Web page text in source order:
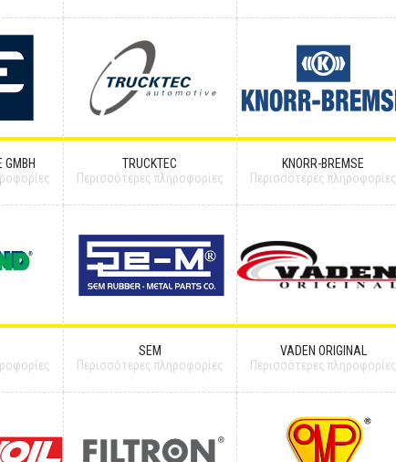
GMBH
TRUCKTEC
Περισσότερες πληροφορίες
KNORR-BREMSE
Περισσότερες πληροφορίες
SEM
Περισσότερες πληροφορίες
VADEN ORIGINAL
Περισσότερες πληροφορίες